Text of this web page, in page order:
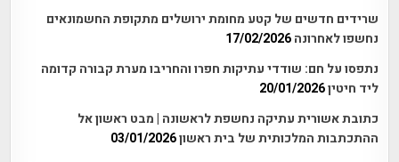
שרידים חדשים של קטע מחומת ירושלים מתקופת החשמונאים
נחשפו לאחרונה 17/02/2026
נתפסו על חם: שודדי עתיקות חפרו והחריבו מערת קבורה קדומה
ליד חיטין20/01/2026
כתובת אשורית עתיקה נחשפת לראשונה | מבט ראשון אל
ההתכתבות המלכותית של בית ראשון03/01/2026